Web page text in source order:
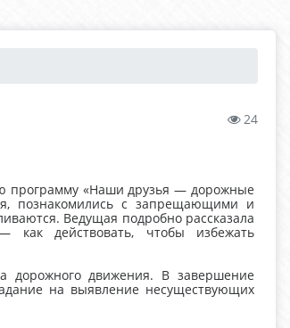
24
программу «Наши друзья — дорожные
познакомились с запрещающими и
Ведущая подробно рассказала
действовать, чтобы избежать
дорожного движения. В завершение
на выявление несуществующих